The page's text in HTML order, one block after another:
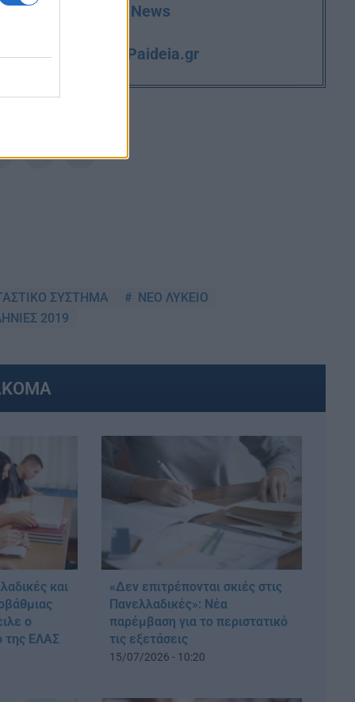
στο Google News
την εργασία στο iPaideia.gr
ΣΥΣΤΗΜΑ
ΝΕΟ ΛΥΚΕΙΟ
2019
και
ο
της ΕΛΑΣ
«Δεν επιτρέπονται σκιές στις
Πανελλαδικές»: Νέα
παρέμβαση για το περιστατικό
τις εξετάσεις
15/07/2026 - 10:20